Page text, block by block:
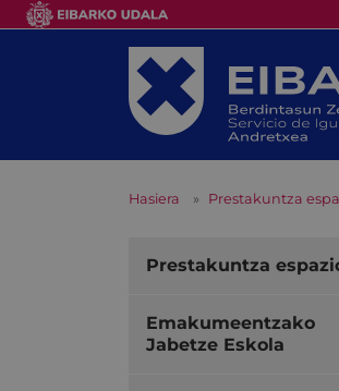
Hasiera Prestakuntza
Prestakuntza
Emakumeentzako
Jabetze Eskola